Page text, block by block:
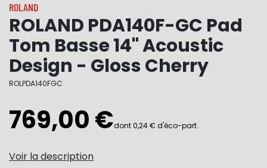
ROLAND
ROLAND PDA140F-GC Pad
Tom Basse 14" Acoustic
Design - Gloss Cherry
ROLPDA140FGC
769,00 €dont 0,24 € d'éco-part.
Voir la description